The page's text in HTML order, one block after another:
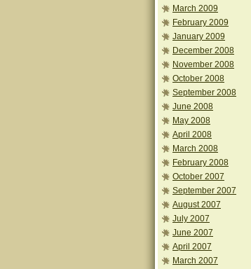
March 2009
February 2009
January 2009
December 2008
November 2008
October 2008
September 2008
June 2008
May 2008
April 2008
March 2008
February 2008
October 2007
September 2007
August 2007
July 2007
June 2007
April 2007
March 2007